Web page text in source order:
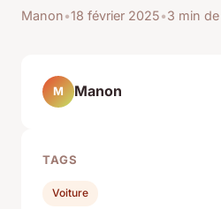
Manon•18 février 2025•3 min
M Manon
TAGS
Voiture